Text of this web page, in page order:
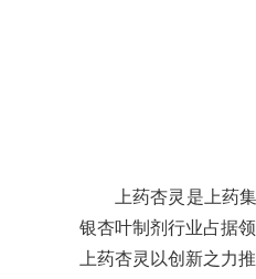
上药杏灵 是上药
银杏叶制剂行业占据
上药杏灵以创新之力